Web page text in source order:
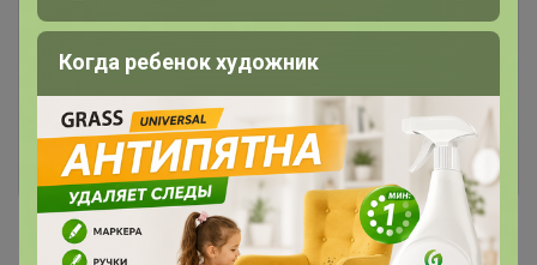
Чтобы ответить или задать вопрос
необходимо авторизоваться на сайте
Это займет меньше минуты
Войти Зарегистрироваться
Когда ребенок художник